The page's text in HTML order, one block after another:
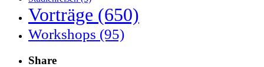
Vorträge (650)
Workshops (95)
Share